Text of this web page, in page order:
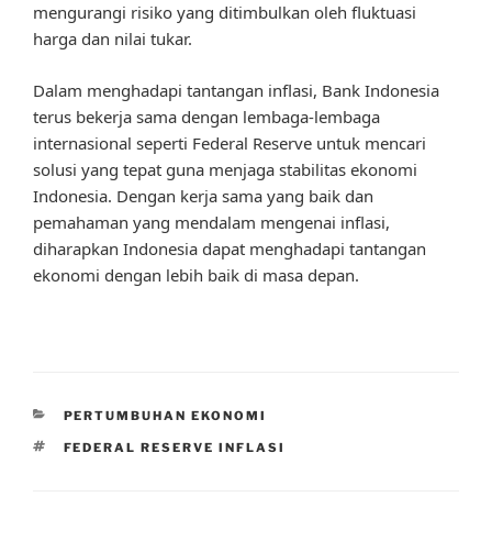
mengurangi risiko yang ditimbulkan oleh fluktuasi
harga dan nilai tukar.
Dalam menghadapi tantangan inflasi, Bank Indonesia
terus bekerja sama dengan lembaga-lembaga
internasional seperti Federal Reserve untuk mencari
solusi yang tepat guna menjaga stabilitas ekonomi
Indonesia. Dengan kerja sama yang baik dan
pemahaman yang mendalam mengenai inflasi,
diharapkan Indonesia dapat menghadapi tantangan
ekonomi dengan lebih baik di masa depan.
CATEGORIES
PERTUMBUHAN EKONOMI
TAGS
FEDERAL RESERVE INFLASI